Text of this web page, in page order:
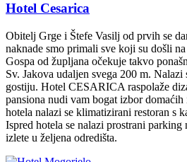
Hotel Cesarica
Obitelj Grge i Štefe Vasilj od prvih se
naknade smo primali sve koji su došli
Gospa od župljana očekuje takvo
Sv. Jakova udaljen svega 200 m.
gostiju. Hotel CESARICA raspolaže
pansiona nudi vam bogat izbor
hotela nalazi se klimatizirani restoran s
Ispred hotela se nalazi prostrani
izlete u željena odredišta.